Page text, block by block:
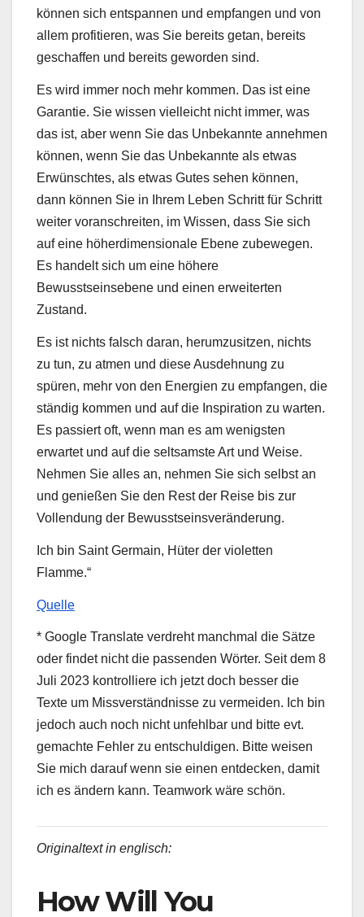
können sich entspannen und empfangen und von
allem profitieren, was Sie bereits getan, bereits
geschaffen und bereits geworden sind.
Es wird immer noch mehr kommen. Das ist eine
Garantie. Sie wissen vielleicht nicht immer, was
das ist, aber wenn Sie das Unbekannte annehmen
können, wenn Sie das Unbekannte als etwas
Erwünschtes, als etwas Gutes sehen können,
dann können Sie in Ihrem Leben Schritt für Schritt
weiter voranschreiten, im Wissen, dass Sie sich
auf eine höherdimensionale Ebene zubewegen.
Es handelt sich um eine höhere
Bewusstseinsebene und einen erweiterten
Zustand.
Es ist nichts falsch daran, herumzusitzen, nichts
zu tun, zu atmen und diese Ausdehnung zu
spüren, mehr von den Energien zu empfangen, die
ständig kommen und auf die Inspiration zu warten.
Es passiert oft, wenn man es am wenigsten
erwartet und auf die seltsamste Art und Weise.
Nehmen Sie alles an, nehmen Sie sich selbst an
und genießen Sie den Rest der Reise bis zur
Vollendung der Bewusstseinsveränderung.
Ich bin Saint Germain, Hüter der violetten
Flamme.“
Quelle
* Google Translate verdreht manchmal die Sätze
oder findet nicht die passenden Wörter. Seit dem 8
Juli 2023 kontrolliere ich jetzt doch besser die
Texte um Missverständnisse zu vermeiden. Ich bin
jedoch auch noch nicht unfehlbar und bitte evt.
gemachte Fehler zu entschuldigen. Bitte weisen
Sie mich darauf wenn sie einen entdecken, damit
ich es ändern kann. Teamwork wäre schön.
Originaltext in englisch:
How Will You